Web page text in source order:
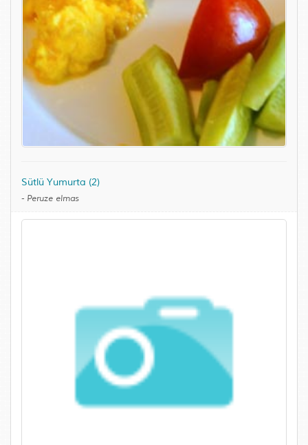
Sütlü Yumurta (2)
- Peruze elmas